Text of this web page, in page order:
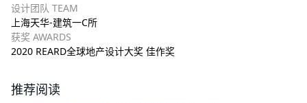
设计团队 TEAM
上海天华-建筑一C所
获奖 AWARDS
2020 REARD全球地产设计大奖 佳作奖
推荐阅读